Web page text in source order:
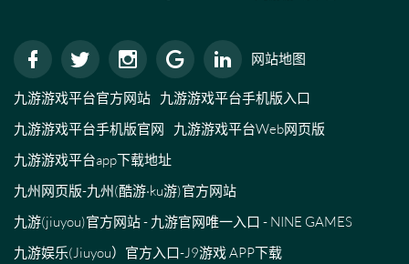
网站地图
九游游戏平台官方网站 九游游戏平台手机版入口
九游游戏平台手机版官网
九游游戏平台Web网页版
九游游戏平台app下载地址
九州网页版-九州(酷游·ku游)官方网站
九游(jiuyou)官方网站 - 九游官网唯一入口 - NINE GAMES
九游娱乐(Jiuyou）官方入口-J9游戏 APP下载